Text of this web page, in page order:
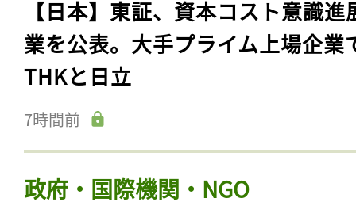
【日本】東証、資本コスト意識進
業を公表。大手プライム上場企業
THKと日立
7時間前
政府・国際機関・NGO